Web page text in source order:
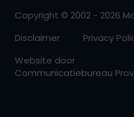
Copyright © 2002 - 2026
Disclaimer
Privacy
Website door
Communicatiebureau